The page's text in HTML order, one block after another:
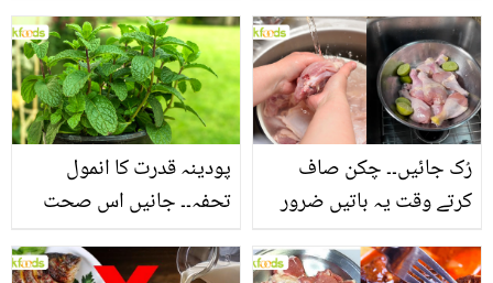
منرلز اور اینٹی آکسیڈنٹس
سے بھرپور اس سبزی کے
فائدے
بنانے کے چند قدرتی طریقے
پودینہ قدرت کا انمول
تحفہ۔۔ جانیں اس صحت
انگیز طبی فوائد
رُک جائیں۔۔ چکن صاف
کرتے وقت یہ باتیں ضرور